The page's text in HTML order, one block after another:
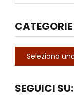
CATEGORIE
SEGUICI SU: